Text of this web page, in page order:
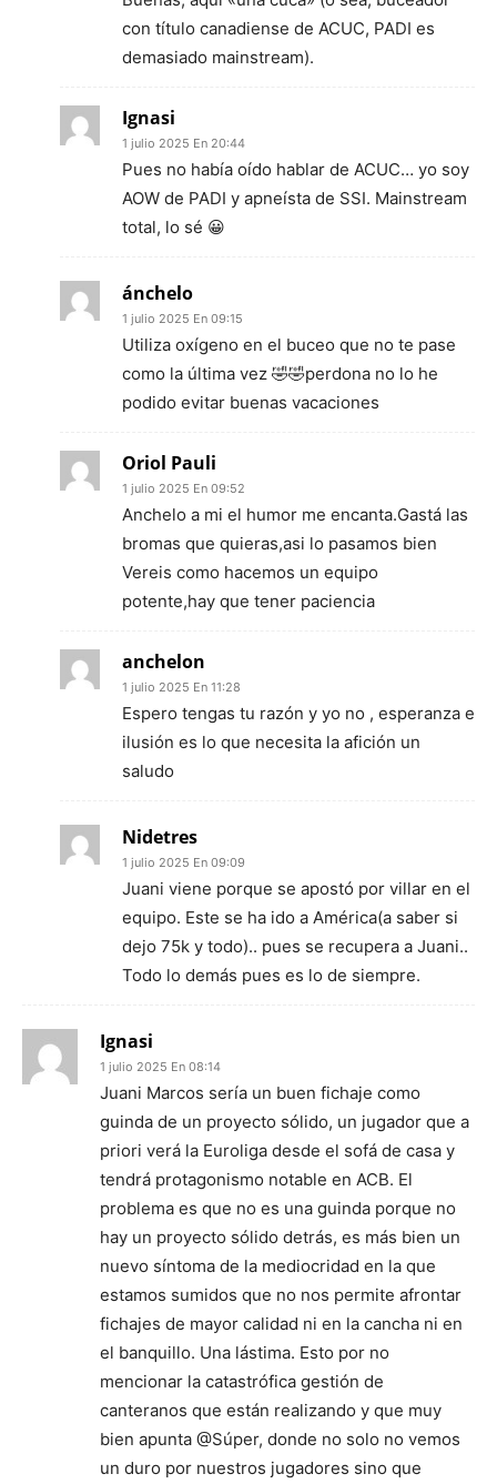
con título canadiense de ACUC, PADI es
demasiado mainstream).
Ignasi
1 julio 2025 En 20:44
Pues no había oído hablar de ACUC… yo soy
AOW de PADI y apneísta de SSI. Mainstream
total, lo sé 😀
ánchelo
1 julio 2025 En 09:15
Utiliza oxígeno en el buceo que no te pase
como la última vez 🤣🤣perdona no lo he
podido evitar buenas vacaciones
Oriol Pauli
1 julio 2025 En 09:52
Anchelo a mi el humor me encanta.Gastá las
bromas que quieras,asi lo pasamos bien
Vereis como hacemos un equipo
potente,hay que tener paciencia
anchelon
1 julio 2025 En 11:28
Espero tengas tu razón y yo no , esperanza e
ilusión es lo que necesita la afición un
saludo
Nidetres
1 julio 2025 En 09:09
Juani viene porque se apostó por villar en el
equipo. Este se ha ido a América(a saber si
dejo 75k y todo).. pues se recupera a Juani..
Todo lo demás pues es lo de siempre.
Ignasi
1 julio 2025 En 08:14
Juani Marcos sería un buen fichaje como
guinda de un proyecto sólido, un jugador que a
priori verá la Euroliga desde el sofá de casa y
tendrá protagonismo notable en ACB. El
problema es que no es una guinda porque no
hay un proyecto sólido detrás, es más bien un
nuevo síntoma de la mediocridad en la que
estamos sumidos que no nos permite afrontar
fichajes de mayor calidad ni en la cancha ni en
el banquillo. Una lástima. Esto por no
mencionar la catastrófica gestión de
canteranos que están realizando y que muy
bien apunta @Súper, donde no solo no vemos
un duro por nuestros jugadores sino que